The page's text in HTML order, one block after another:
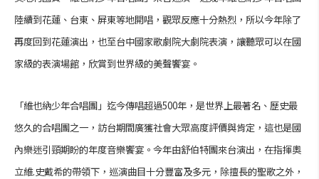
陸續到花蓮、台東、屏東等地開唱，觀眾反應十分熱烈，所以今年除了
再度回到花蓮演出，也至台中國家歌劇院大劇院表演，讓聽眾可以在國
家級的表演場館，欣賞到世界級的美聲饗宴。
「維也納少年合唱團」迄今傳唱超過500年，是世界上最著名、歷史最
悠久的合唱團之一，訪台期間廣獲社會大眾高度評價與肯定，這也是國
內樂迷引頸期盼的年度音樂饗宴。今年由舒伯特團來台演出，在指揮奧
立維.史戴希的帶領下，巡演曲目十分豐富及多元，除擅長的聖歌之外，